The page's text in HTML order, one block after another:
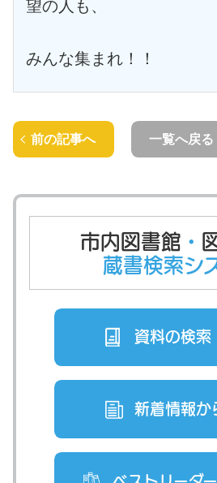
望の人も、
みんな集まれ！！
前の記事へ 一覧へ戻る
市内図書館 ・
蔵書検索シ
資料の検索
新着情報か